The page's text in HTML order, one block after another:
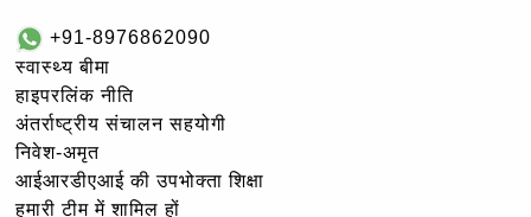
+91-8976862090
स्वास्थ्य बीमा
हाइपरलिंक नीति
अंतर्राष्ट्रीय संचालन सहयोगी
निवेश-अमृत
आईआरडीएआई की उपभोक्ता शिक्षा
हमारी टीम में शामिल हों